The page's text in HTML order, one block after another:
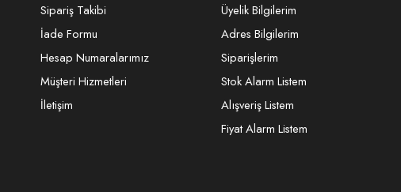
Sipariş Takibi
İade Formu
Hesap Numaralarımız
Müşteri Hizmetleri
İletişim
Üyelik Bilgilerim
Adres Bilgilerim
Siparişlerim
Stok Alarm Listem
Alışveriş Listem
Fiyat Alarm Listem